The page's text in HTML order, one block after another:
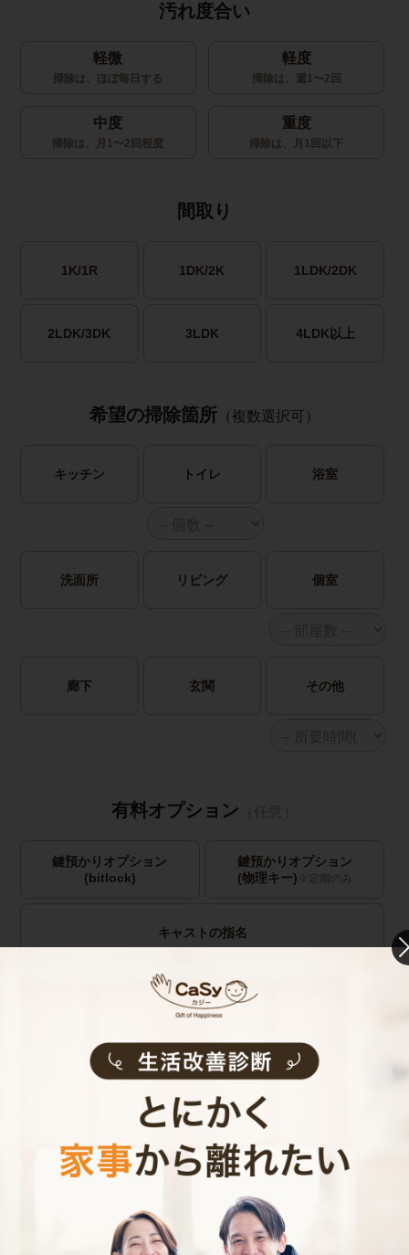
汚れ度合い
軽微
掃除は、ほぼ毎日する
軽度
掃除は、週1〜2回
中度
掃除は、月1〜2回程度
重度
掃除は、月1回以下
間取り
1K/1R 1DK/2K 1LDK/2DK
2LDK/3DK 3LDK 4LDK以上
希望の掃除箇所 （複数選択可）
キッチン トイレ 浴室
洗面所 リビング 個室
廊下 玄関 その他
有料オプション
鍵預かりオプション
(bitlock)
鍵預かりオプション
(物理キー) ※定期のみ
キャストの指名
お見積り内容
料金（税込・交通費込） 0